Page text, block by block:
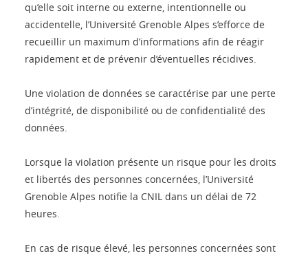
qu’elle soit interne ou externe, intentionnelle ou
accidentelle, l’Université Grenoble Alpes s’efforce de
recueillir un maximum d’informations afin de réagir
rapidement et de prévenir d’éventuelles récidives.
Une violation de données se caractérise par une perte
d’intégrité, de disponibilité ou de confidentialité des
données.
Lorsque la violation présente un risque pour les droits
et libertés des personnes concernées, l’Université
Grenoble Alpes notifie la CNIL dans un délai de 72
heures.
En cas de risque élevé, les personnes concernées sont